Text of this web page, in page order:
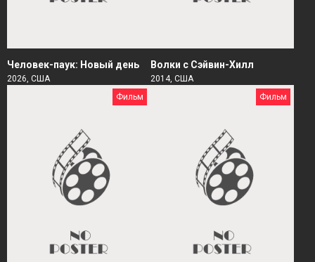
Человек-паук: Новый день
2026, США
Волки с Сэйвин-Хилл
2014, США
Фильм
Фильм